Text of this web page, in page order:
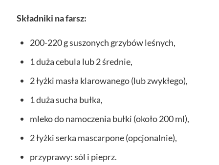
Składniki na farsz:
200-220 g suszonych grzybów leśnych,
1 duża cebula lub 2 średnie,
2 łyżki masła klarowanego (lub zwykłego),
1 duża sucha bułka,
mleko do namoczenia bułki (około 200 ml),
2 łyżki serka mascarpone (opcjonalnie),
przyprawy: sól i pieprz.